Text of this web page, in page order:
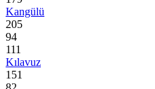
Kangülü
205
94
111
Kılavuz
151